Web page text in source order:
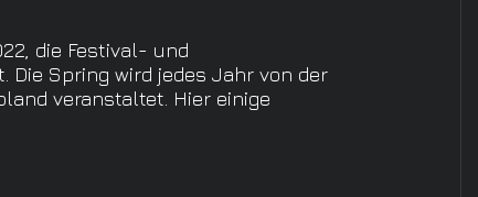
die Festival- und
Die Spring wird jedes Jahr von der
veranstaltet. Hier einige